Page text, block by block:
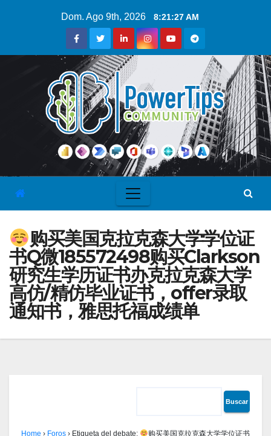
Dom. Ago 9th, 2026 8:21:28 AM
购买美国克拉克森大学学位证
书Q微185572498购买Clarkson
研究生学历证书办克拉克森大学
高仿/精仿毕业证书，offer录取
通知书，雅思托福成绩单
Home › Foros › Etiqueta del debate:
购买美国克拉克森大学学位证书